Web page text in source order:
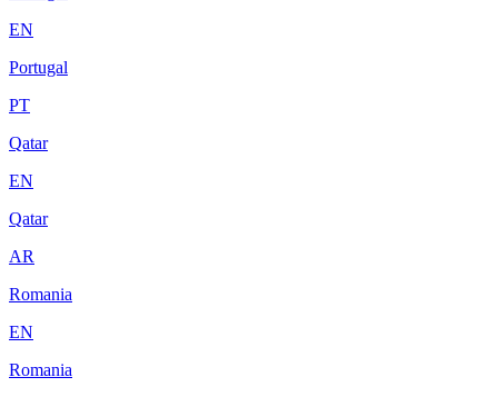
EN
Portugal
PT
Qatar
EN
Qatar
AR
Romania
EN
Romania